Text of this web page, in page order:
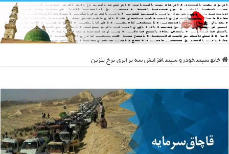
خانه سپس خودرو سپس افزایش سه برابری نرخ بنزین